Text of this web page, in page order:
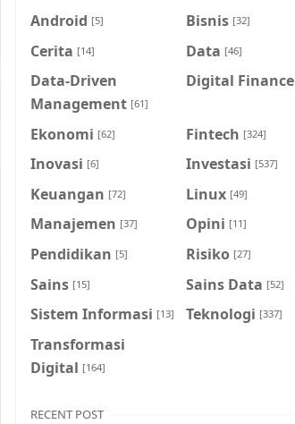
Android [5] Bisnis [32]
Cerita [14] Data [46]
Data-Driven
Management [61]
Digital Finance
Ekonomi [62] Fintech [324]
Inovasi [6] Investasi [537]
Keuangan [72] Linux [49]
Manajemen [37] Opini [11]
Pendidikan [5] Risiko [27]
Sains [15] Sains Data [52]
Sistem Informasi [13] Teknologi [337]
Transformasi
Digital [164]
RECENT POST